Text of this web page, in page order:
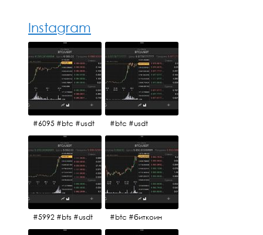
Instagram
#6095 #btc #usdt #btc #usdt
#5992 #bts #usdt #btc #биткоин